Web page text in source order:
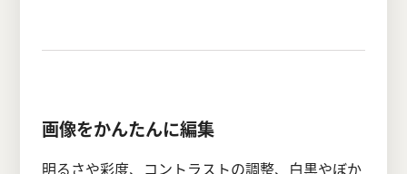
画像をかんたんに編集
明るさや彩度、コントラストの調整、白黒やぼか